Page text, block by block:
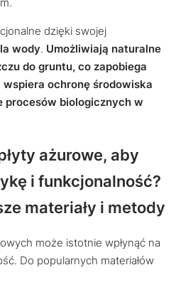
dzięki swojej
wody. Umożliwiają naturalne
do gruntu, co zapobiega
wspiera ochronę środowiska
procesów biologicznych w
ażurowe, aby
i funkcjonalność?
materiały i metody
może istotnie wpłynąć na
Do popularnych materiałów